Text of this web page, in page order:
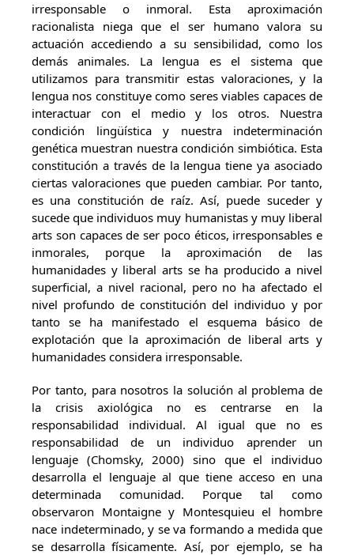
irresponsable o inmoral. Esta aproximación
racionalista niega que el ser humano valora su
actuación accediendo a su sensibilidad, como los
demás animales. La lengua es el sistema que
utilizamos para transmitir estas valoraciones, y la
lengua nos constituye como seres viables capaces de
interactuar con el medio y los otros. Nuestra
condición lingüística y nuestra indeterminación
genética muestran nuestra condición simbiótica. Esta
constitución a través de la lengua tiene ya asociado
ciertas valoraciones que pueden cambiar. Por tanto,
es una constitución de raíz. Así, puede suceder y
sucede que individuos muy humanistas y muy liberal
arts son capaces de ser poco éticos, irresponsables e
inmorales, porque la aproximación de las
humanidades y liberal arts se ha producido a nivel
superficial, a nivel racional, pero no ha afectado el
nivel profundo de constitución del individuo y por
tanto se ha manifestado el esquema básico de
explotación que la aproximación de liberal arts y
humanidades considera irresponsable.
Por tanto, para nosotros la solución al problema de
la crisis axiológica no es centrarse en la
responsabilidad individual. Al igual que no es
responsabilidad de un individuo aprender un
lenguaje (Chomsky, 2000) sino que el individuo
desarrolla el lenguaje al que tiene acceso en una
determinada comunidad. Porque tal como
observaron Montaigne y Montesquieu el hombre
nace indeterminado, y se va formando a medida que
se desarrolla físicamente. Así, por ejemplo, se ha